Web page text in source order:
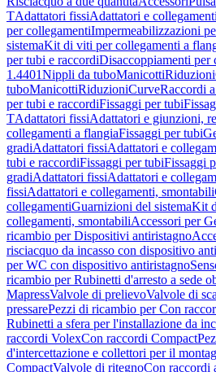
TAdattatori fissiAdattatori e
per collegamentiImpermeabilizzazioni
sistemaKit di viti per collegamenti a
per tubi e raccordiDisaccoppiamenti per
1.4401Nippli da tuboManicottiRiduzioni
tuboManicottiRiduzioniCurveRaccordi
per tubi e raccordiFissaggi per tubi
TAdattatori fissiAdattatori e giunzioni,
collegamenti a flangiaFissaggi per tubi
gradiAdattatori fissiAdattatori e
tubi e raccordiFissaggi per tubiFissaggi
gradiAdattatori fissiAdattatori e
fissiAdattatori e collegamenti, smontabili
collegamentiGuarnizioni del sistemaKit
collegamenti, smontabiliAccessori per
ricambio per Dispositivi antiristagno
risciacquo da incasso con dispositivo
per WC con dispositivo antiristagno
ricambio per Rubinetti d'arresto a sede
MapressValvole di prelievoValvole di
pressarePezzi di ricambio per Con
Rubinetti a sfera per l'installazione da
raccordi VolexCon raccordi Compact
d'intercettazione e collettori per il
CompactValvole di ritegnoCon raccordi